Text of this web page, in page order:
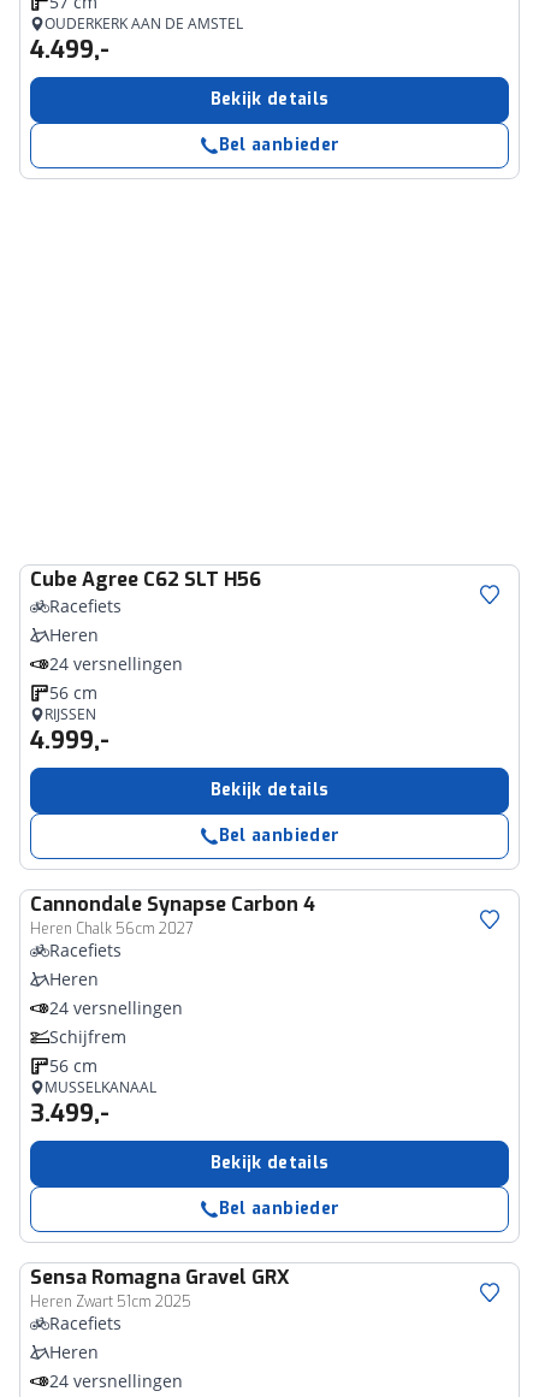
OUDERKERK AAN DE AMSTEL
4.499,-
Bekijk details
Bel aanbieder
CubeAgree C62 SLT H56
Racefiets
Heren
24 versnellingen
56 cm
RIJSSEN
4.999,-
Bekijk details
Bel aanbieder
Cannondale Synapse Carbon 4
Heren Chalk 56cm 2027
Racefiets
Heren
24 versnellingen
Schijfrem
56 cm
MUSSELKANAAL
3.499,-
Bekijk details
Bel aanbieder
Sensa Romagna Gravel GRX
Heren Zwart 51cm 2025
Racefiets
Heren
24 versnellingen